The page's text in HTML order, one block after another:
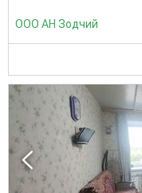
ООО АН Зодчий